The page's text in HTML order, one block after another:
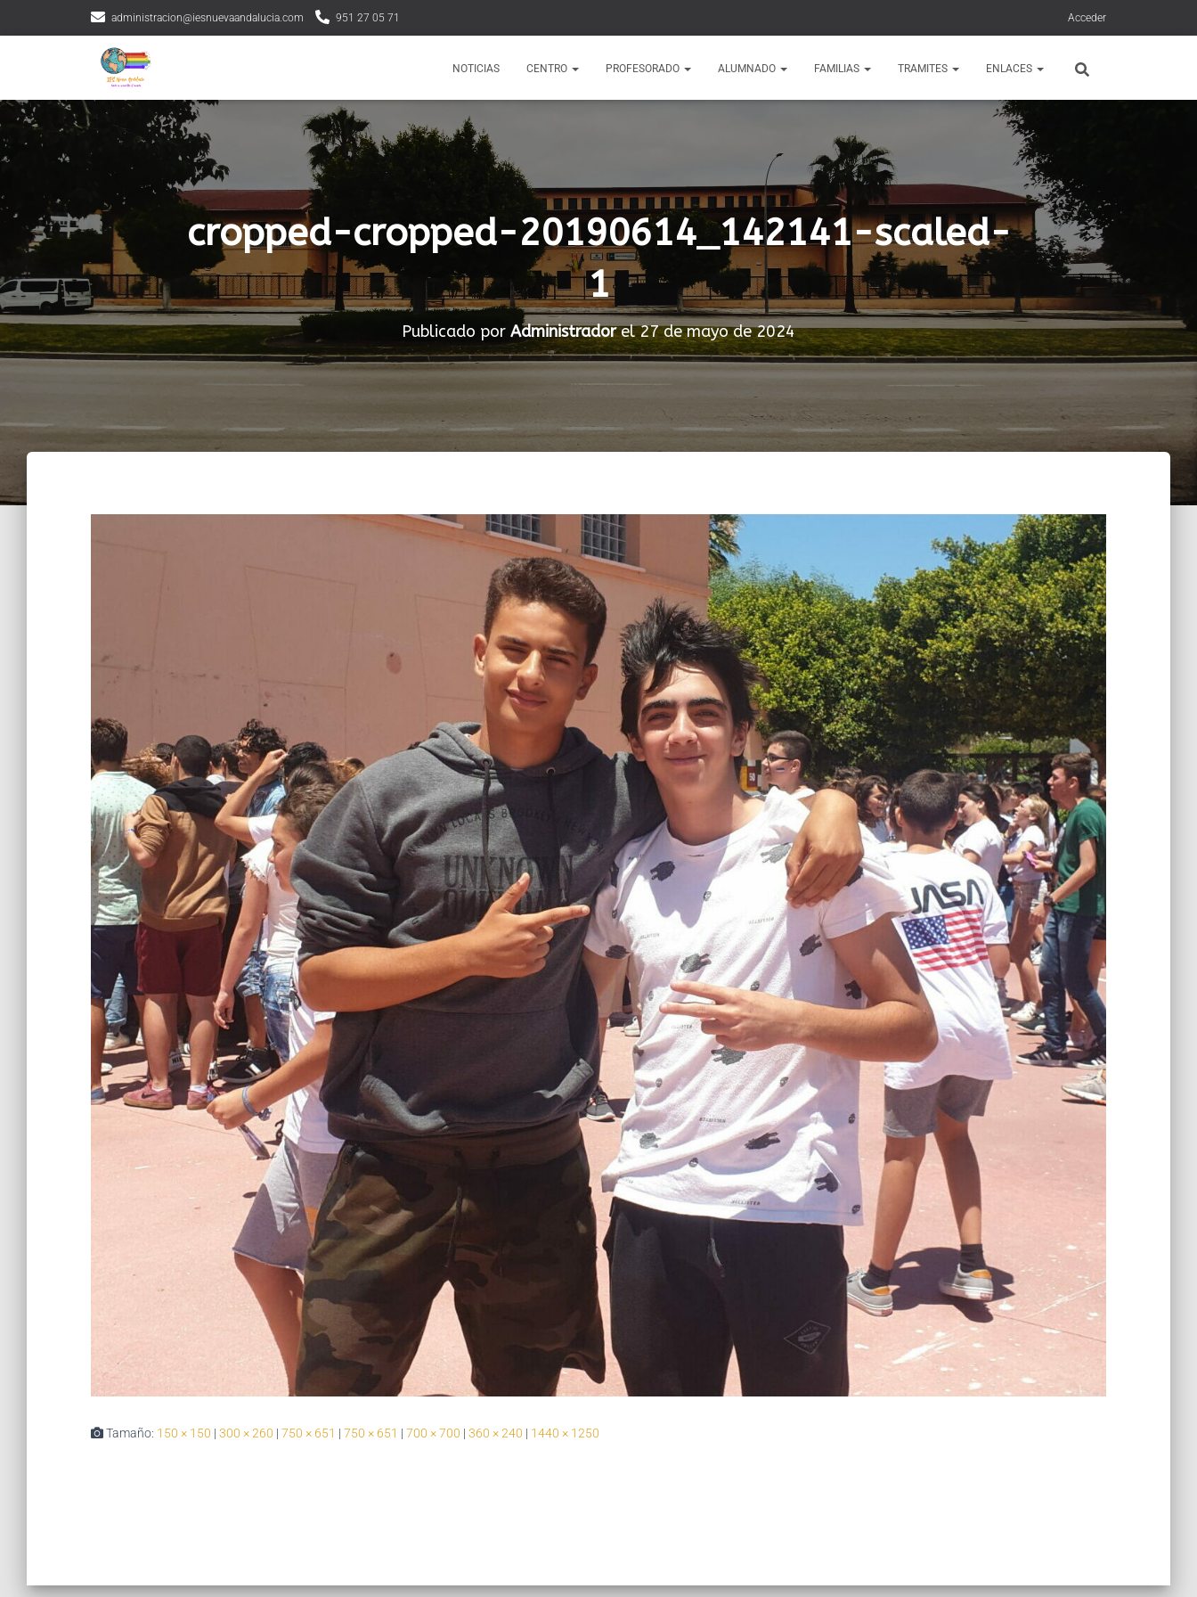
Acceder
administracion@iesnuevaandalucia.com 951 27 05 71
NOTICIAS CENTRO PROFESORADO ALUMNADO FAMILIAS TRAMITES ENLACES
cropped-cropped-20190614_142141-scaled-
1
Publicado por Administradorel27 de mayo de 2024
Tamaño: 150 × 150 | 300 × 260 | 750 × 651 | 750 × 651 | 700 × 700 | 360 × 240 | 1440 × 1250